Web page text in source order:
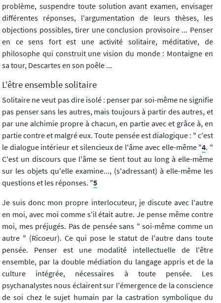
problème, suspendre toute solution avant examen, envisager
différentes réponses, l'argumentation de leurs thèses, les
objections possibles, tirer une conclusion provisoire ... Penser
en ce sens fort est une activité solitaire, méditative, de
philosophe qui construit une vision du monde : Montaigne en
sa tour, Descartes en son poêle ...
L'être ensemble solitaire
Solitaire ne veut pas dire isolé : penser par soi-même ne signifie
pas penser sans les autres, mais toujours à partir des autres, et
par une alchimie propre à chacun, en partie avec et grâce à, en
partie contre et malgré eux. Toute pensée est dialogique : " c'est
le dialogue intérieur et silencieux de l'âme avec elle-même "4. "
C'est un discours que l'âme se tient tout au long à elle-même
sur les objets qu'elle examine..., (s'adressant) à elle-même les
questions et les réponses. "5
Je suis donc mon propre interlocuteur, je discute avec l'autre
en moi, avec moi comme s'il était autre. Je pense même contre
moi, mes préjugés. Pas de pensée sans " soi-même comme un
autre " (Ricoeur). Ce qui pose le statut de l'autre dans toute
pensée. Penser est une modalité intellectuelle de l'être
ensemble, par la double médiation du langage appris et de la
culture intégrée, nécessaires à toute pensée. Les
psychanalystes nous éclairent sur l'émergence de la conscience
de soi chez le sujet humain par la castration symbolique du